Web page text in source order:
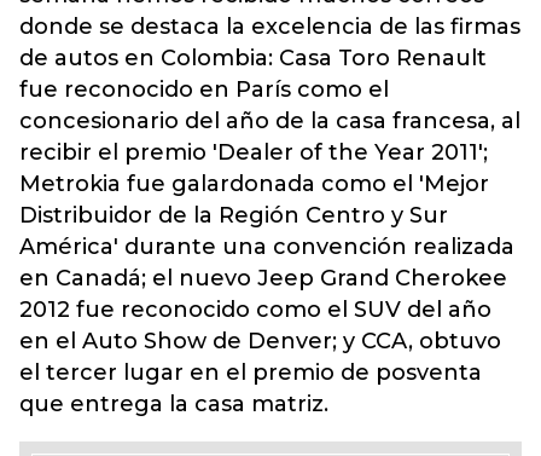
donde se destaca la excelencia de las firmas
de autos en Colombia: Casa Toro Renault
fue reconocido en París como el
concesionario del año de la casa francesa, al
recibir el premio 'Dealer of the Year 2011';
Metrokia fue galardonada como el 'Mejor
Distribuidor de la Región Centro y Sur
América' durante una convención realizada
en Canadá; el nuevo Jeep Grand Cherokee
2012 fue reconocido como el SUV del año
en el Auto Show de Denver; y CCA, obtuvo
el tercer lugar en el premio de posventa
que entrega la casa matriz.